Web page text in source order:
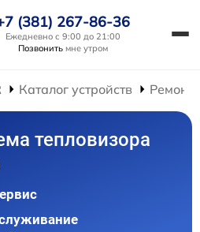
(381) 267-86-36
Ежедневно с 9:00 до 21:00
Позвонить мне утром
Каталог устройств Ремонт
тепловизора